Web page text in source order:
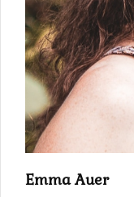
Emma Auer